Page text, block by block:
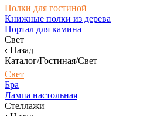
Полки для гостиной
Книжные полки из дерева
Портал для камина
Свет
Назад
Каталог/Гостиная/Свет
Свет
Бра
Лампа настольная
Стеллажи